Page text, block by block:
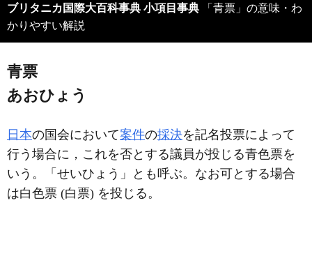
ブリタニカ国際大百科事典 小項目事典 「青票」の意味・わ
かりやすい解説
青票
あおひょう
日本の国会において案件の採決を記名投票によって
行う場合に，これを否とする議員が投じる青色票を
いう。「せいひょう」とも呼ぶ。なお可とする場合
は白色票 (白票) を投じる。